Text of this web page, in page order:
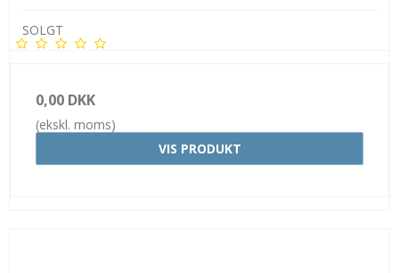
SOLGT
0,00 DKK
(ekskl. moms)
VIS PRODUKT